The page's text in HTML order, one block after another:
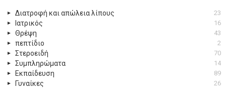
Διατροφή και απώλεια λίπους 23
Ιατρικός 16
Θρέψη 43
πεπτίδιο 2
Στεροειδή 70
Συμπληρώματα 14
Εκπαίδευση 89
Γυναίκες 26